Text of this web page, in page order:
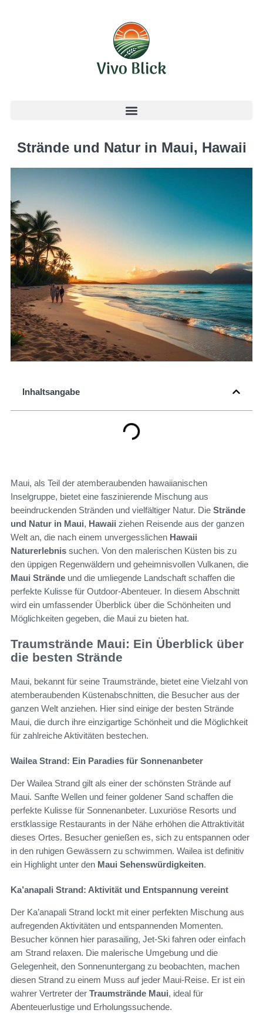
Strände und Natur in Maui, Hawaii
Inhaltsangabe
Maui, als Teil der atemberaubenden hawaiianischen
Inselgruppe, bietet eine faszinierende Mischung aus
beeindruckenden Stränden und vielfältiger Natur. Die Strände
und Natur in Maui, Hawaii ziehen Reisende aus der ganzen
Welt an, die nach einem unvergesslichen Hawaii
Naturerlebnis suchen. Von den malerischen Küsten bis zu
den üppigen Regenwäldern und geheimnisvollen Vulkanen, die
Maui Strände und die umliegende Landschaft schaffen die
perfekte Kulisse für Outdoor-Abenteuer. In diesem Abschnitt
wird ein umfassender Überblick über die Schönheiten und
Möglichkeiten gegeben, die Maui zu bieten hat.
Traumstrände Maui: Ein Überblick über
die besten Strände
Maui, bekannt für seine Traumstrände, bietet eine Vielzahl von
atemberaubenden Küstenabschnitten, die Besucher aus der
ganzen Welt anziehen. Hier sind einige der besten Strände
Maui, die durch ihre einzigartige Schönheit und die Möglichkeit
für zahlreiche Aktivitäten bestechen.
Wailea Strand: Ein Paradies für Sonnenanbeter
Der Wailea Strand gilt als einer der schönsten Strände auf
Maui. Sanfte Wellen und feiner goldener Sand schaffen die
perfekte Kulisse für Sonnenanbeter. Luxuriöse Resorts und
erstklassige Restaurants in der Nähe erhöhen die Attraktivität
dieses Ortes. Besucher genießen es, sich zu entspannen oder
in den ruhigen Gewässern zu schwimmen. Wailea ist definitiv
ein Highlight unter den Maui Sehenswürdigkeiten.
Ka’anapali Strand: Aktivität und Entspannung vereint
Der Ka’anapali Strand lockt mit einer perfekten Mischung aus
aufregenden Aktivitäten und entspannenden Momenten.
Besucher können hier parasailing, Jet-Ski fahren oder einfach
am Strand relaxen. Die malerische Umgebung und die
Gelegenheit, den Sonnenuntergang zu beobachten, machen
diesen Strand zu einem Muss auf jeder Maui-Reise. Er ist ein
wahrer Vertreter der Traumstrände Maui, ideal für
Abenteuerlustige und Erholungssuchende.